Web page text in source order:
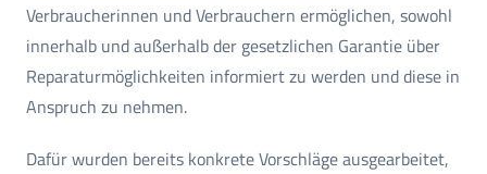
Verbraucherinnen und Verbrauchern ermöglichen, sowohl
innerhalb und außerhalb der gesetzlichen Garantie über
Reparaturmöglichkeiten informiert zu werden und diese in
Anspruch zu nehmen.
Dafür wurden bereits konkrete Vorschläge ausgearbeitet,